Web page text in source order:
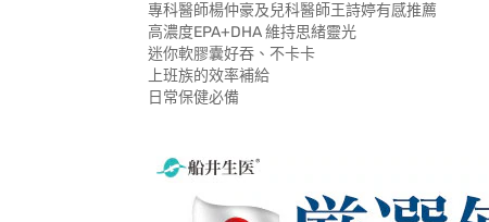
專科醫師楊仲豪及兒科醫師王詩婷有感推薦
高濃度EPA+DHA 維持思緒靈光
迷你軟膠囊好吞、不卡卡
上班族的效率補給
日常保健必備